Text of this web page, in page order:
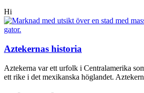
Hi
Aztekernas historia
Aztekerna var ett urfolk i Centralamerika
ett rike i det mexikanska höglandet.